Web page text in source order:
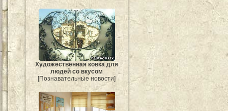
Художественная ковка для
людей со вкусом
[Познавательные новости]